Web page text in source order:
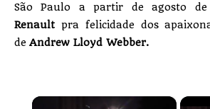
São Paulo a partir de agosto
Renault pra felicidade dos
de Andrew Lloyd Webber.
×